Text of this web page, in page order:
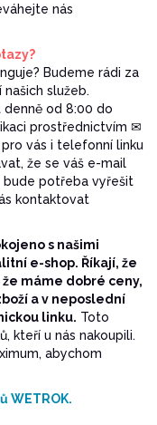
nás
Budeme rádi za
služeb.
od 8:00 do
prostřednictvím ✉
vás i telefonní linku
že se váš e-mail
bude potřeba vyřešit
kontaktovat
s našimi
e-shop. Říkají, že
máme dobré ceny,
a v neposlední
linku. Toto
kteří u nás nakoupili.
abychom
WETROK.